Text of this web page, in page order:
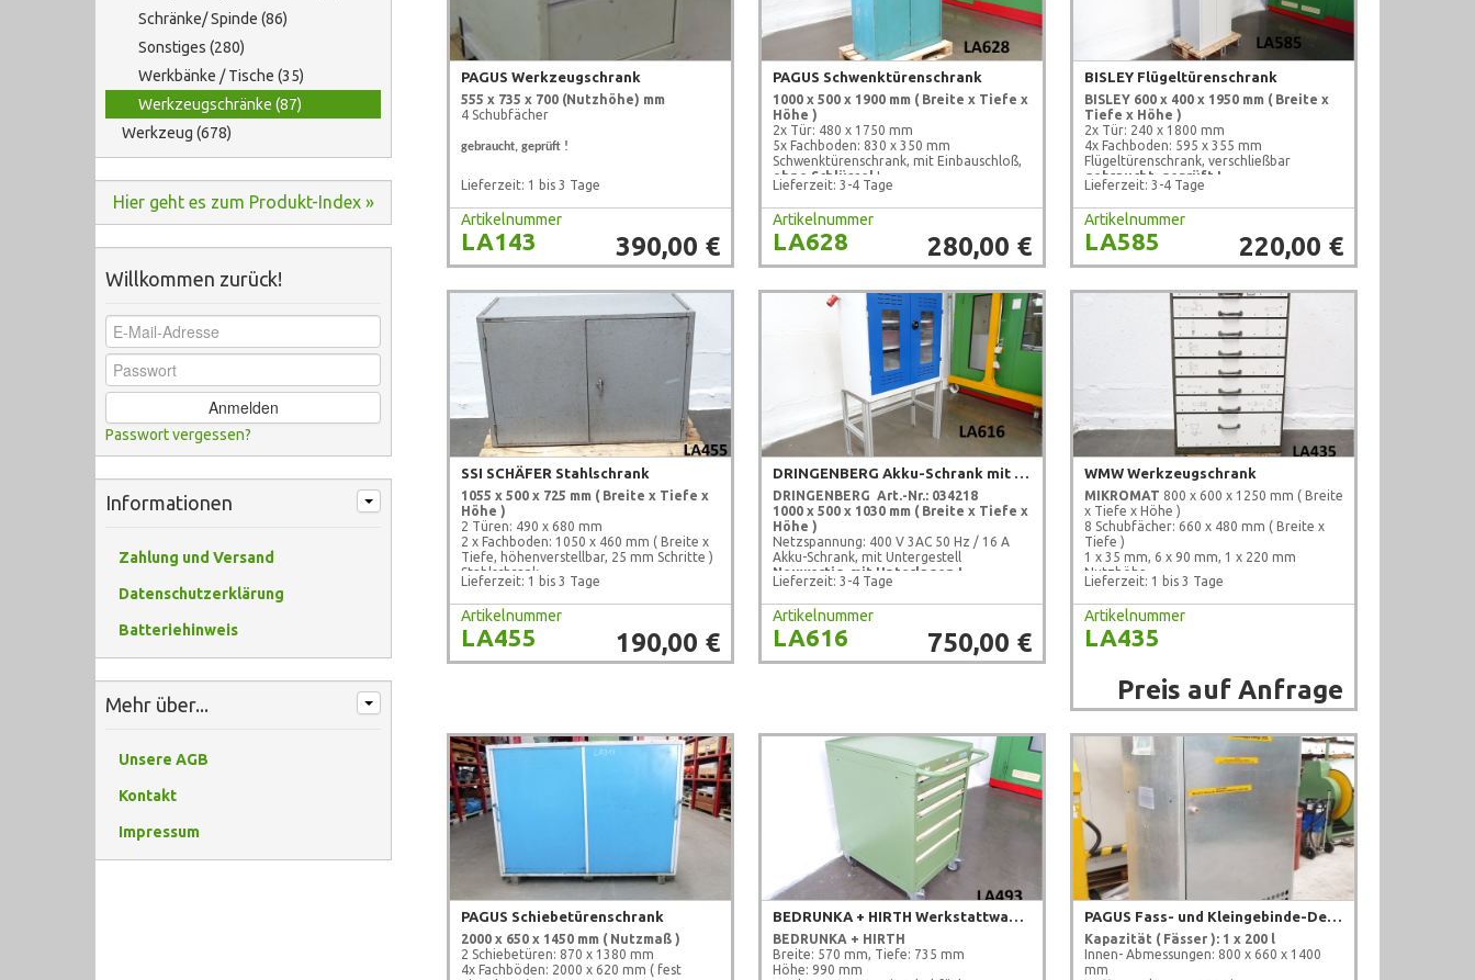
Schränke/ Spinde (86)
Sonstiges (280)
Werkbänke / Tische (35)
Werkzeugschränke (87)
Werkzeug (678)
Hier geht es zum Produkt-Index »
Willkommen zurück!
Anmelden
Passwort vergessen?
Informationen
Zahlung und Versand
Datenschutzerklärung
Batteriehinweis
Mehr über...
Unsere AGB
Kontakt
Impressum
PAGUS Werkzeugschrank
555 x 735 x 700 (Nutzhöhe) mm
4 Schubfächer
gebraucht, geprüft !
Lieferzeit: 1 bis 3 Tage
Artikelnummer
LA143 390,00 €
PAGUS Schwenktürenschrank
1000 x 500 x 1900 mm( Breite x Tiefe x
Höhe )
2x Tür: 480 x 1750 mm
5x Fachboden: 830 x 350 mm
Schwenktürenschrank, mit Einbauschloß,
ohne Schlüssel !
gebraucht, geprüft !
Lieferzeit: 3-4 Tage
Artikelnummer
LA628 280,00 €
BISLEY Flügeltürenschrank
BISLEY 600 x 400 x 1950 mm( Breite x
Tiefe x Höhe )
2x Tür: 240 x 1800 mm
4x Fachboden: 595 x 355 mm
Flügeltürenschrank, verschließbar
gebraucht, geprüft !
Lieferzeit: 3-4 Tage
Artikelnummer
LA585 220,00 €
SSI SCHÄFER Stahlschrank
1055 x 500 x 725 mm ( Breite x Tiefe x
Höhe )
2 Türen: 490 x 680 mm
2 x Fachboden: 1050 x 460 mm ( Breite x
Tiefe, höhenverstellbar, 25 mm Schritte )
Stahlschrank
gebraucht, geprüft !
Lieferzeit: 1 bis 3 Tage
Artikelnummer
LA455 190,00 €
DRINGENBERG Akku-Schrank mit Untergestell
DRINGENBERG Art.-Nr.: 034218
1000 x 500 x 1030 mm( Breite x Tiefe x
Höhe )
Netzspannung: 400 V 3AC 50 Hz / 16 A
Akku-Schrank, mit Untergestell
Neuwertig, mit Unterlagen !
Lieferzeit: 3-4 Tage
Artikelnummer
LA616 750,00 €
WMW Werkzeugschrank
MIKROMAT 800 x 600 x 1250 mm ( Breite
x Tiefe x Höhe )
8 Schubfächer: 660 x 480 mm ( Breite x
Tiefe )
1 x 35 mm, 6 x 90 mm, 1 x 220 mm
Nutzhöhe
Werkzeugschrank
gebraucht, geprüft !
Lieferzeit: 1 bis 3 Tage
Artikelnummer
LA435
Preis auf Anfrage
PAGUS Schiebetürenschrank
2000 x 650 x 1450 mm ( Nutzmaß )
2 Schiebetüren: 870 x 1380 mm
4x Fachböden: 2000 x 620 mm ( fest
BEDRUNKA + HIRTH Werkstattwagen mit Schubfächern
BEDRUNKA + HIRTH
Breite: 570 mm, Tiefe: 735 mm
Höhe: 990 mm
PAGUS Fass- und Kleingebinde-Depot
Kapazität ( Fässer ): 1 x 200 l
Innen- Abmessungen: 800 x 660 x 1400
mm